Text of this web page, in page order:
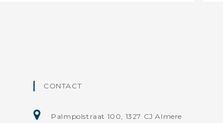
CONTACT
Palmpolstraat 100, 1327 CJ Almere